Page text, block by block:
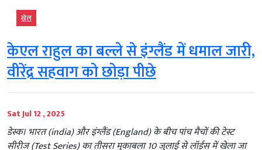
खेल
केएल राहुल का बल्ले से इंग्लैंड में धमाल जारी,
वीरेंद्र सहवाग को छोड़ा पीछे
Sat Jul 12 , 2025
डेस्क। भारत (india) और इंग्लैंड (England) के बीच पांच मैचों की टेस्ट
सीरीज (Test Series) का तीसरा मुकाबला 10 जुलाई से लॉर्ड्स में खेला जा